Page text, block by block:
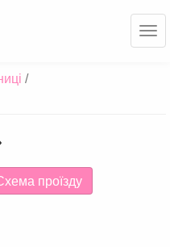
проїзду